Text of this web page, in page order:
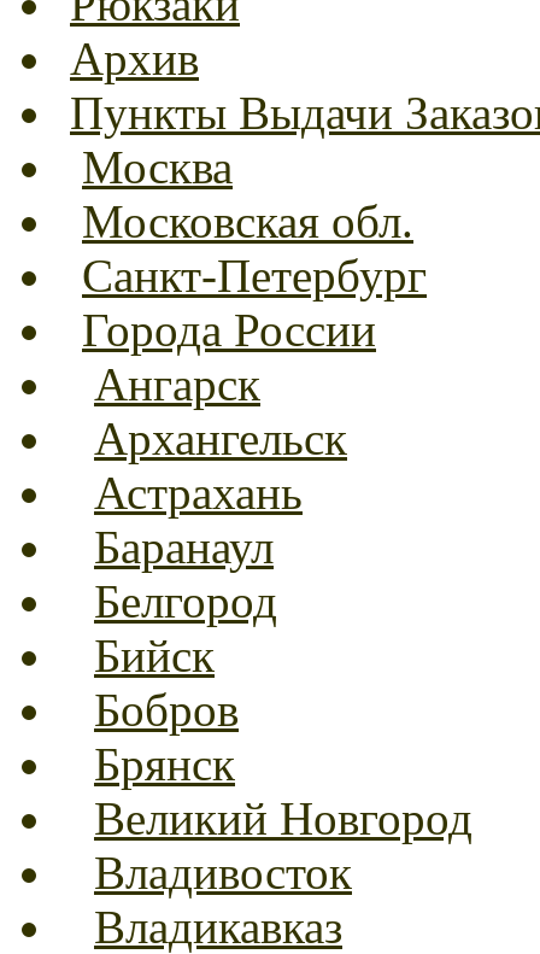
Архив
Пункты Выдачи
Москва
Московская обл.
Санкт-Петербург
Города России
Ангарск
Архангельск
Астрахань
Баранаул
Белгород
Бийск
Бобров
Брянск
Великий Новгород
Владивосток
Владикавказ